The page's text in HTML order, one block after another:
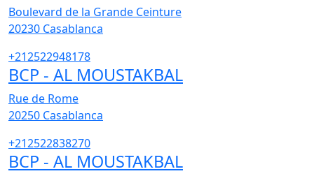
Boulevard de la Grande Ceinture
20230 Casablanca
+212522948178
BCP - AL MOUSTAKBAL
Rue de Rome
20250 Casablanca
+212522838270
BCP - AL MOUSTAKBAL